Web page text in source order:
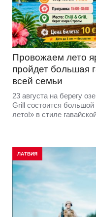
Провожаем лето
пройдет большая
всей семьи
23 августа на берегу
Grill состоится
лето!» в стиле
ЛАТВИЯ